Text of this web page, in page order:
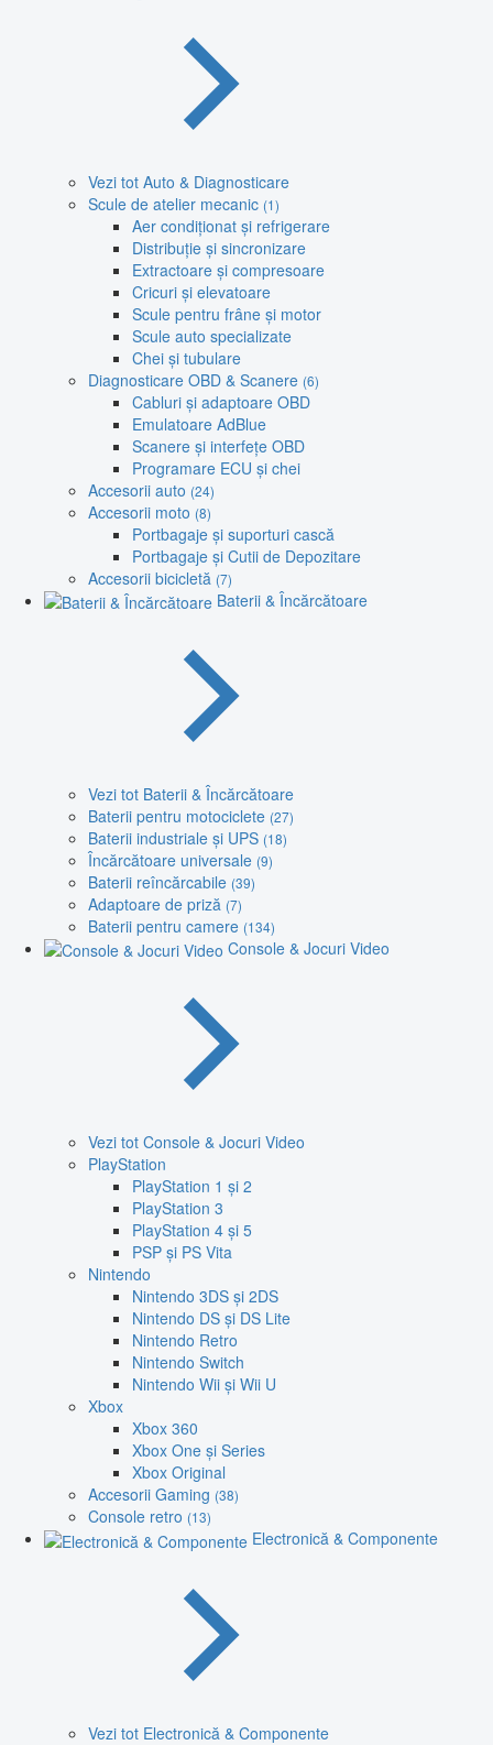
Vezi tot Auto & Diagnosticare
Scule de atelier mecanic (1)
Aer condiționat și refrigerare
Distribuție și sincronizare
Extractoare și compresoare
Cricuri și elevatoare
Scule pentru frâne și motor
Scule auto specializate
Chei și tubulare
Diagnosticare OBD & Scanere (6)
Cabluri și adaptoare OBD
Emulatoare AdBlue
Scanere și interfețe OBD
Programare ECU și chei
Accesorii auto (24)
Accesorii moto (8)
Portbagaje și suporturi cască
Portbagaje și Cutii de Depozitare
Accesorii bicicletă (7)
Baterii & Încărcătoare
Vezi tot Baterii & Încărcătoare
Baterii pentru motociclete (27)
Baterii industriale și UPS (18)
Încărcătoare universale (9)
Baterii reîncărcabile (39)
Adaptoare de priză (7)
Baterii pentru camere (134)
Console & Jocuri Video
Vezi tot Console & Jocuri Video
PlayStation
PlayStation 1 și 2
PlayStation 3
PlayStation 4 și 5
PSP și PS Vita
Nintendo
Nintendo 3DS și 2DS
Nintendo DS și DS Lite
Nintendo Retro
Nintendo Switch
Nintendo Wii și Wii U
Xbox
Xbox 360
Xbox One și Series
Xbox Original
Accesorii Gaming (38)
Console retro (13)
Electronică & Componente
Vezi tot Electronică & Componente